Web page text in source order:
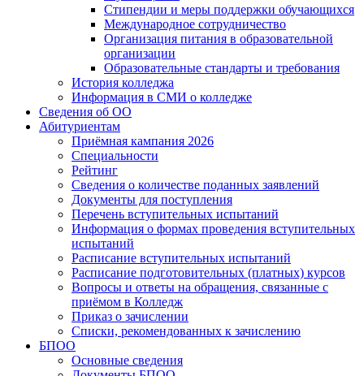
Стипендии и меры поддержки обучающихся
Международное сотрудничество
Организация питания в образовательной
организации
Образовательные стандарты и требования
История колледжа
Информация в СМИ о колледже
Сведения об ОО
Абитуриентам
Приёмная кампания 2026
Специальности
Рейтинг
Сведения о количестве поданных заявлений
Документы для поступления
Перечень вступительных испытаний
Информация о формах проведения вступительных
испытаний
Расписание вступительных испытаний
Расписание подготовительных (платных) курсов
Вопросы и ответы на обращения, связанные с
приёмом в Колледж
Приказ о зачислении
Списки, рекомендованных к зачислению
БПОО
Основные сведения